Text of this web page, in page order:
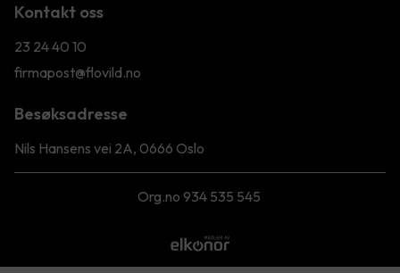
Kontakt oss
23 24 40 10
firmapost@flovild.no
Besøksadresse
Nils Hansens vei 2A, 0666 Oslo
Org.no 934 535 545